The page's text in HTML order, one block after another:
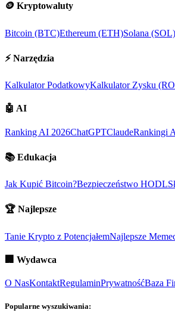
🪙 Kryptowaluty
Bitcoin (BTC)Ethereum (ETH)Solana (SOL)
⚡ Narzędzia
Kalkulator PodatkowyKalkulator Zysku
🤖 AI
Ranking AI 2026ChatGPTClaudeRankingi
📚 Edukacja
Jak Kupić Bitcoin?Bezpieczeństwo HODL
🏆 Najlepsze
Tanie Krypto z PotencjałemNajlepsze
🏢 Wydawca
O NasKontaktRegulaminPrywatnośćBaza
Popularne wyszukiwania: